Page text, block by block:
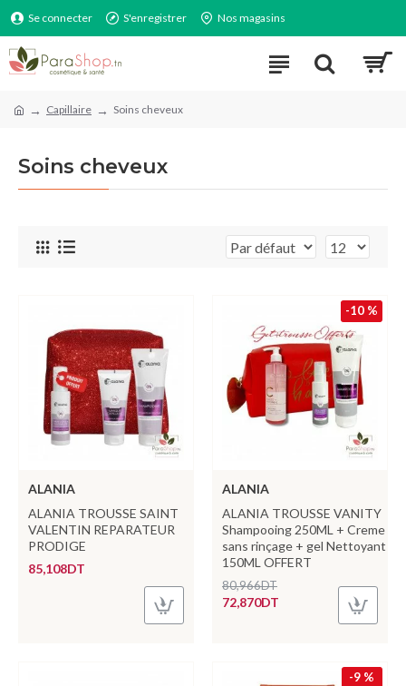
Se connecter S'enregistrer Nos magasins
Capillaire Soins cheveux
Soins cheveux
ALANIA
ALANIA TROUSSE SAINT
VALENTIN REPARATEUR
PRODIGE
85,108DT
-10 %
ALANIA
ALANIA TROUSSE VANITY
Shampooing 250ML + Creme
sans rinçage + gel Nettoyant
150ML OFFERT
72,870DT
80,966DT
-9 %